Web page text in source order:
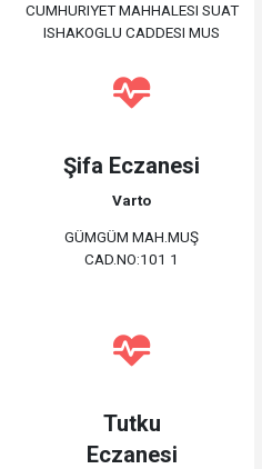
CUMHURIYET MAHHALESI SUAT
ISHAKOGLU CADDESI MUS
Şifa Eczanesi
Varto
GÜMGÜM MAH.MUŞ
CAD.NO:101 1
Tutku
Eczanesi